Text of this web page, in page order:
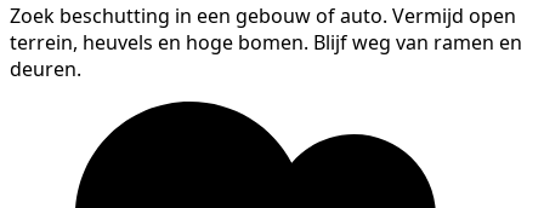
Zoek beschutting in een gebouw of auto. Vermijd open
terrein, heuvels en hoge bomen. Blijf weg van ramen en
deuren.